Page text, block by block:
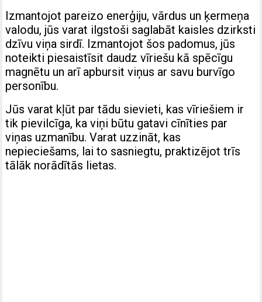
Izmantojot pareizo enerģiju, vārdus un ķermeņa
valodu, jūs varat ilgstoši saglabāt kaisles dzirksti
dzīvu viņa sirdī. Izmantojot šos padomus, jūs
noteikti piesaistīsit daudz vīriešu kā spēcīgu
magnētu un arī apbursit viņus ar savu burvīgo
personību.
Jūs varat kļūt par tādu sievieti, kas vīriešiem ir
tik pievilcīga, ka viņi būtu gatavi cīnīties par
viņas uzmanību. Varat uzzināt, kas
nepieciešams, lai to sasniegtu, praktizējot trīs
tālāk norādītās lietas.